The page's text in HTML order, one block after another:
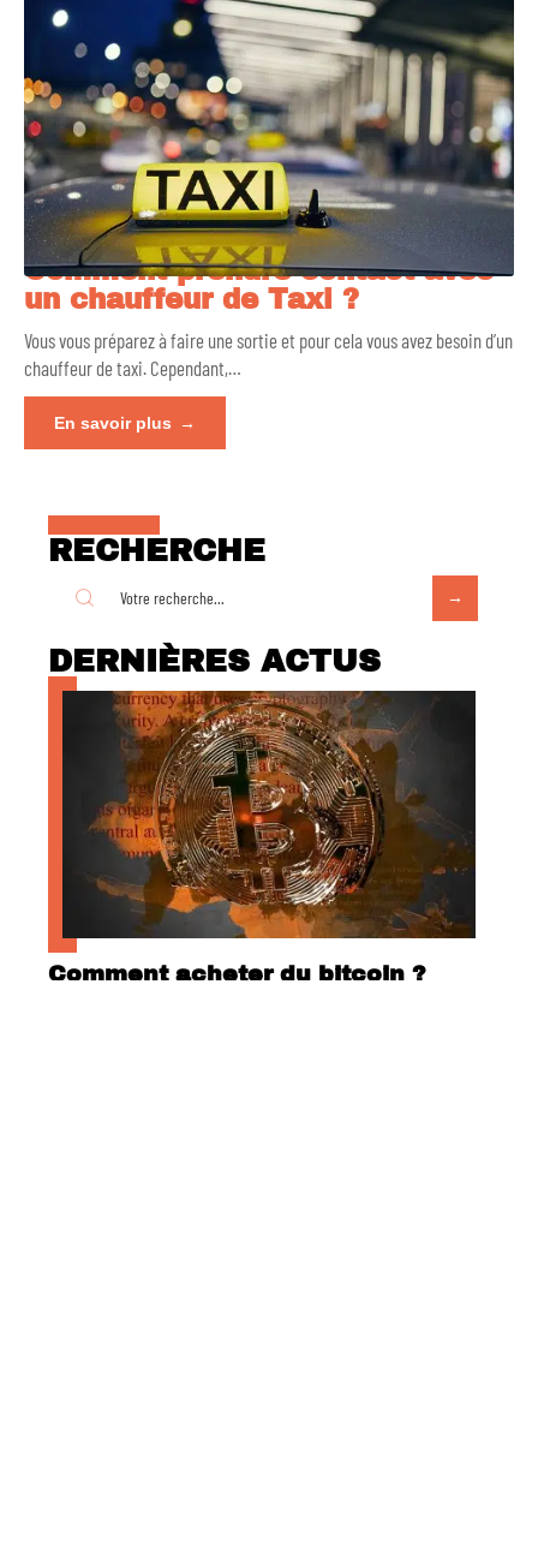
Comment prendre contact avec
un chauffeur de Taxi ?
Vous vous préparez à faire une sortie et pour cela vous avez besoin d’un
chauffeur de taxi. Cependant,…
En savoir plus
RECHERCHE
DERNIÈRES ACTUS
Comment acheter du bitcoin ?